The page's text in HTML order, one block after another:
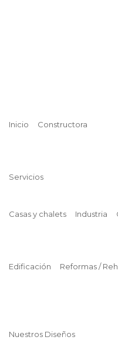
Inicio Constructora
Servicios
Casas y chalets Industria
Edificación Reformas /
Nuestros Diseños